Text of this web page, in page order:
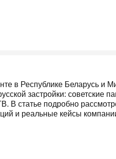
в Республике Беларусь и
застройки: советские
В статье подробно
и реальные кейсы